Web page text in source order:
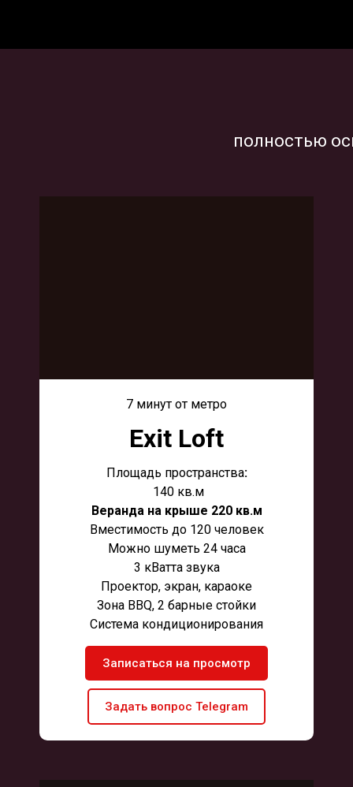
полностью
7 минут от метро
Exit Loft
Площадь пространства:
140 кв.м
Веранда на крыше 220 кв.м
Вместимость до 120 человек
Можно шуметь 24 часа
3 кВатта звука
Проектор, экран, караоке
Зона BBQ, 2 барные стойки
Система кондиционирования
Записаться на просмотр
Задать вопрос Telegram